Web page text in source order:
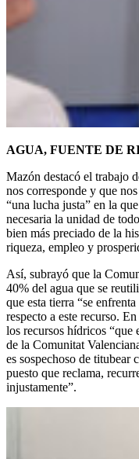
AGUA, FUENTE DE
Mazón destacó el trabajo
nos corresponde y que
“una lucha justa” en la
necesaria la unidad de
bien más preciado de la
riqueza, empleo y
Así, subrayó que la
40% del agua que se
que esta tierra “se
respecto a este recurso.
los recursos hídricos “que
de la Comunitat
es sospechoso de titubear
puesto que reclama,
injustamente”.